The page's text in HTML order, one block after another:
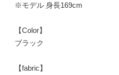
※モデル 身長169cm
【Color】
ブラック
【fabric】